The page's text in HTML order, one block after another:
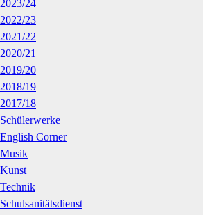
2023/24
2022/23
2021/22
2020/21
2019/20
2018/19
2017/18
Schülerwerke
English Corner
Musik
Kunst
Technik
Schulsanitätsdienst